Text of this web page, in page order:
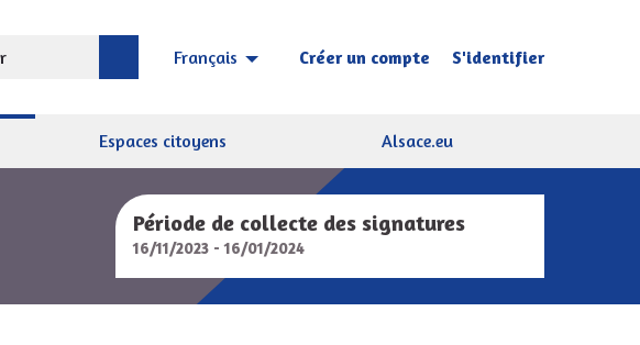
Français Choisir la langue Sprache wählen
Créer un compte S'identifier
Espaces citoyens Alsace.eu
Période de collecte des signatures
16/11/2023 - 16/01/2024